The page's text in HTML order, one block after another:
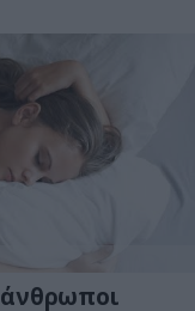
άνθρωποι